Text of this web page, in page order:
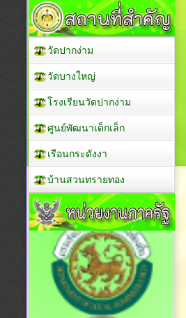
วัดปากง่าม
วัดบางใหญ่
โรงเรียนวัดปากง่าม
ศูนย์พัฒนาเด็กเล็ก
เรือนกระดังงา
บ้านสวนทรายทอง